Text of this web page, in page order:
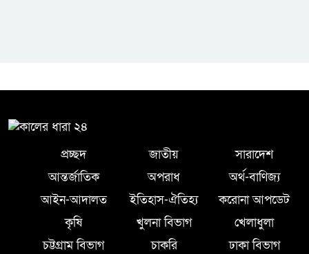
প্রচ্ছদ জাতীয়
সারাদেশ
আন্তর্জাতিক
অপরাধ
অর্থ-বাণিজ্য
আইন-আদালত
ইতিহাস-ঐতিহ্য
করোনা আপডেট
কৃষি
খুলনা বিভাগ
খেলাধুলা
চট্টগ্রাম বিভাগ
চাকরি
ঢাকা বিভাগ